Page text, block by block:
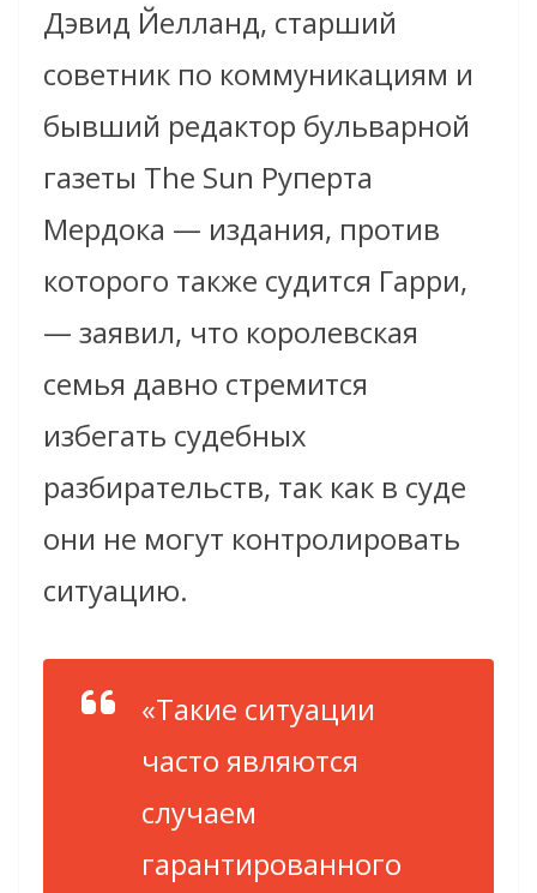
Дэвид Йелланд, старший
советник по коммуникациям и
бывший редактор бульварной
газеты The Sun Руперта
Мердока — издания, против
которого также судится Гарри,
— заявил, что королевская
семья давно стремится
избегать судебных
разбирательств, так как в суде
они не могут контролировать
ситуацию.
«Такие ситуации
часто являются
случаем
гарантированного